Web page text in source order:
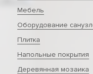
Мебель
Оборудование
Плитка
Напольные покрытия
Деревянная мозаика